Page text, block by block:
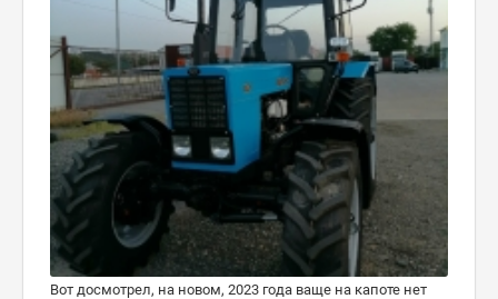
Вот досмотрел, на новом, 2023 года ваще на капоте нет